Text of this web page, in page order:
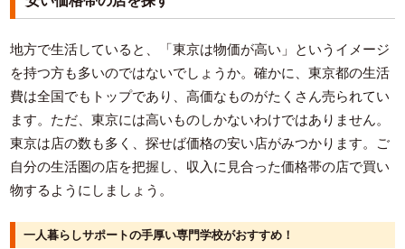
地方で生活していると、「東京は物価が高い」というイメージ
を持つ方も多いのではないでしょうか。確かに、東京都の生活
費は全国でもトップであり、高価なものがたくさん売られてい
ます。ただ、東京には高いものしかないわけではありません。
東京は店の数も多く、探せば価格の安い店がみつかります。ご
自分の生活圏の店を把握し、収入に見合った価格帯の店で買い
物するようにしましょう。
一人暮らしサポートの手厚い専門学校がおすすめ！